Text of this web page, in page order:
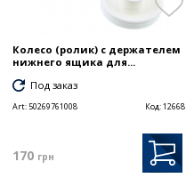
Колесо (ролик) с держателем
нижнего ящика для...
Под заказ
Art: 50269761008 Код:12668
170 грн